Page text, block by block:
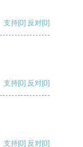
支持[0] 反对[0]
支持[0] 反对[0]
支持[0] 反对[0]